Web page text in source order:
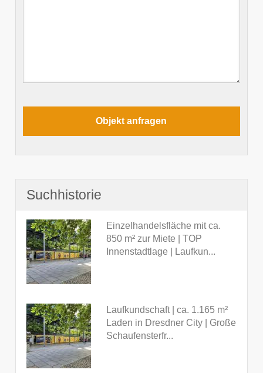
Suchhistorie
Einzelhandelsfläche mit ca.
850 m² zur Miete | TOP
Innenstadtlage | Laufkun...
Laufkundschaft | ca. 1.165 m²
Laden in Dresdner City | Große
Schaufensterfr...